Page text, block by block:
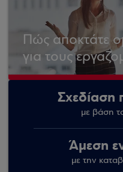
Πώς αποκτάτε
για τους
Σχεδίαση
με βάση
Άμεση
με την